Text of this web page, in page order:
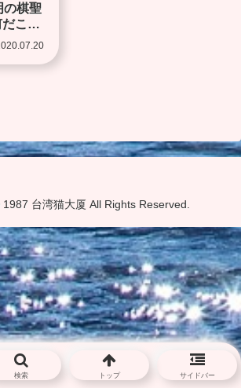
の棋聖
こり
戦、こ
台湾猫大厦 All Rights Reserved.
検索 トップ サイドバー